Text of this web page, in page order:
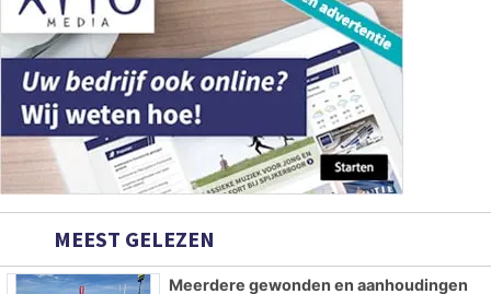
MEEST GELEZEN
Meerdere gewonden en aanhoudingen